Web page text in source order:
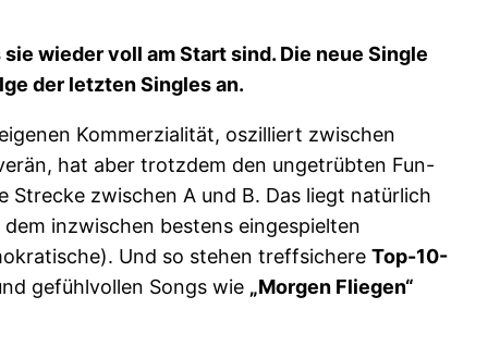
wieder voll am Start sind. Die neue Single
der letzten Singles an.
Kommerzialität, oszilliert zwischen
hat aber trotzdem den ungetrübten Fun-
zwischen A und B. Das liegt natürlich
inzwischen bestens eingespielten
Und so stehen treffsichere Top-10-
gefühlvollen Songs wie „Morgen Fliegen“